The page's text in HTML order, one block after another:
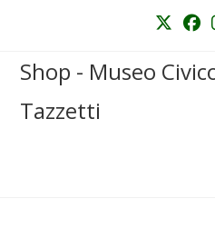
Shop - Museo
Tazzetti